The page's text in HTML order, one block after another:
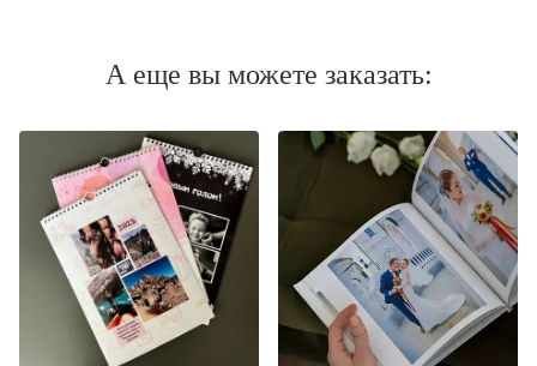
А еще вы можете заказать: